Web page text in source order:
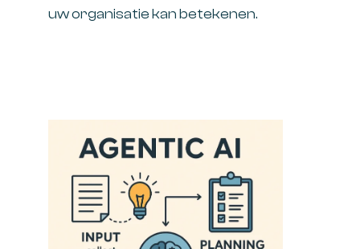
uw organisatie kan betekenen.